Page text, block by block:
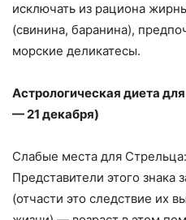
исключать из рациона
(свинина, баранина),
морские деликатесы.
Астрологическая диета
— 21 декабря)
Слабые места для
Представители этого знака
(отчасти это следствие их